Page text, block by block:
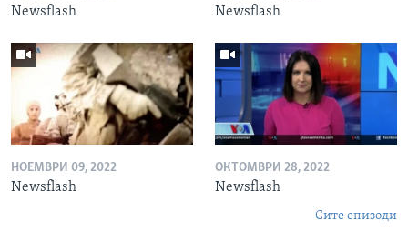
Newsflash Newsflash
НОЕМВРИ 09, 2022
Newsflash
ОКТОМВРИ 28, 2022
Newsflash
Сите епизоди